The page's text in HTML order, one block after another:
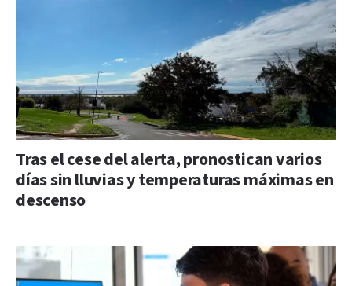
Tras el cese del alerta, pronostican varios
días sin lluvias y temperaturas máximas en
descenso